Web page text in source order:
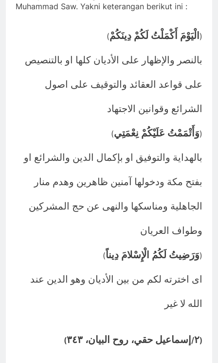
Muhammad Saw. Yakni keterangan berikut ini :
(الْيَوْمَ أَكْمَلْتُ لَكُمْ دِينَكُمْ )
بالنصر والإظهار على الأديان كلها او بالتنصيص
على قواعد العقائد والتوقيف على اصول
الشرائع وقوانين الاجتهاد
(وَأَتْمَمْتُ عَلَيْكُمْ نِعْمَتِي)
بالهداية والتوفيق او بإكمال الدين والشرائع او
بفتح مكة ودخولها آمنين ظاهرين وهدم منار
الجاهلية ومناسكها والنهى عن حج المشركين
وطواف العريان
(وَرَضِيتُ لَكُمُ الْإِسْلامَ دِيناً)
اى اخترته لكم من بين الأديان وهو الدين عند
الله لا غير
( إسماعيل حقي، روح البيان، ٣٤٣ /٢)